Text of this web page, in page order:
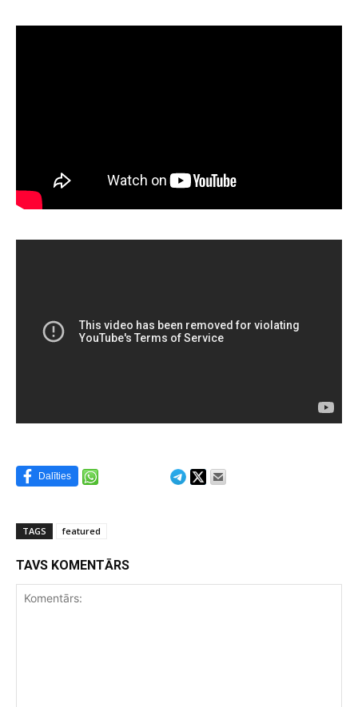
Dalīties
TAGS featured
TAVS KOMENTĀRS